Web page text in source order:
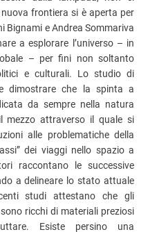
frontiera si è aperta per
Bignami e Andrea Sommariva
a esplorare l’universo – in
– per fini non soltanto
e culturali. Lo studio di
dimostrare che la spinta a
da sempre nella natura
mezzo attraverso il quale si
alle problematiche della
dei viaggi nello spazio a
raccontano le successive
a delineare lo stato attuale
studi attestano che gli
ricchi di materiali preziosi
Esiste persino una